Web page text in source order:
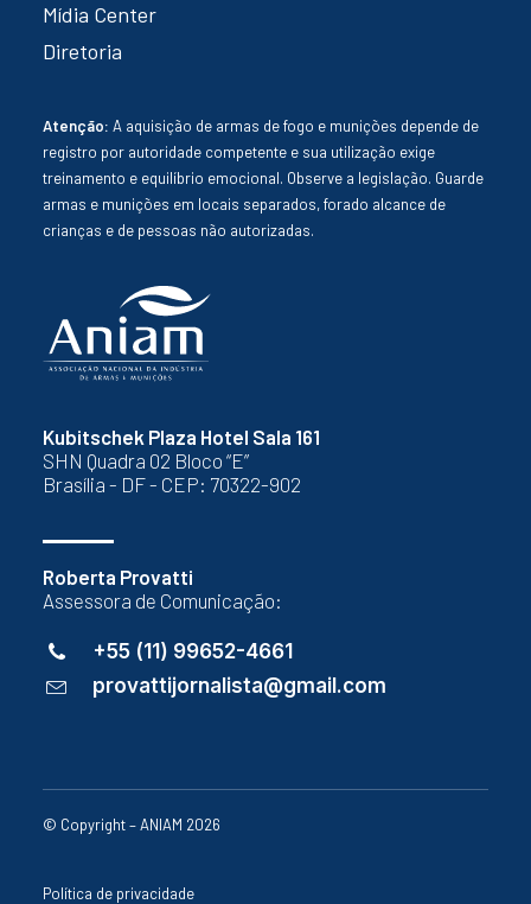
Kubitschek Plaza Hotel Sala 161
SHN Quadra 02 Bloco “E”
Brasília - DF - CEP: 70322-902
Roberta Provatti
Assessora de Comunicação:
+55 (11) 99652-4661
provattijornalista@gmail.com
Mídia Center
Diretoria
Atenção: A aquisição de armas de fogo e munições depende de
registro por autoridade competente e sua utilização exige
treinamento e equilíbrio emocional. Observe a legislação. Guarde
armas e munições em locais separados, forado alcance de
crianças e de pessoas não autorizadas.
© Copyright – ANIAM 2026
Política de privacidade